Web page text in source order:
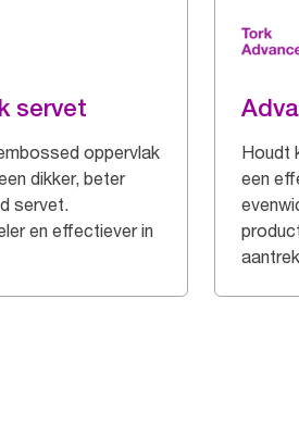
servet
oppervlak
dikker, beter
servet.
en effectiever in
Houdt
een